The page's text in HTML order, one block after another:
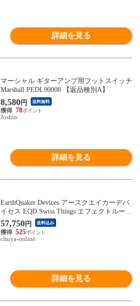
詳細を見る
マーシャル ギターアンプ用フットスイッチ
Marshall PEDL90008 【返品種別A】
8,580円 送料無料
78
Joshin
詳細を見る
EarthQuaker Devices アースクエイカーデバ
イセス EQD Swiss Things エフェクトループ
スイッチャー
57,750円 送料込み
525
chuya-online
詳細を見る